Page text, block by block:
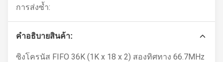
การส่งซ้ำ:
คําอธิบายสินค้า:
ซิงโครนัส FIFO 36K (1K x 18 x 2) สองทิศทาง 66.7MHz